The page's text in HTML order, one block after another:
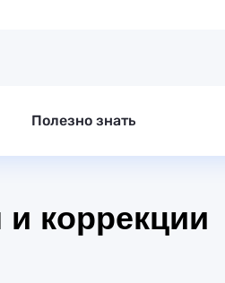
Полезно знать
коррекции